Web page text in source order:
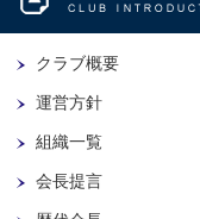
クラブ概要
運営方針
組織一覧
会長提言